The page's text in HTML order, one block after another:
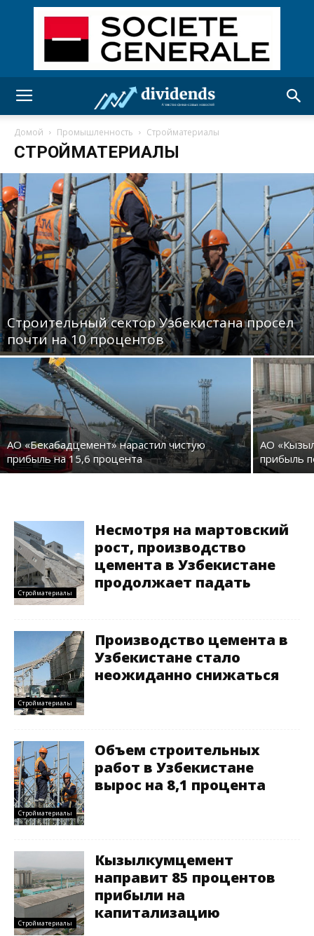
Домой Промышленность Стройматериалы
СТРОЙМАТЕРИАЛЫ
Строительный сектор Узбекистана просел
почти на 10 процентов
АО «Бекабадцемент» нарастил чистую
прибыль на 15,6 процента
АО
прибыль
Стройматериалы
Несмотря на мартовский
рост, производство
цемента в Узбекистане
продолжает падать
Стройматериалы
Производство цемента в
Узбекистане стало
неожиданно снижаться
Стройматериалы
Объем строительных
работ в Узбекистане
вырос на 8,1 процента
Стройматериалы
Кызылкумцемент
направит 85 процентов
прибыли на
капитализацию